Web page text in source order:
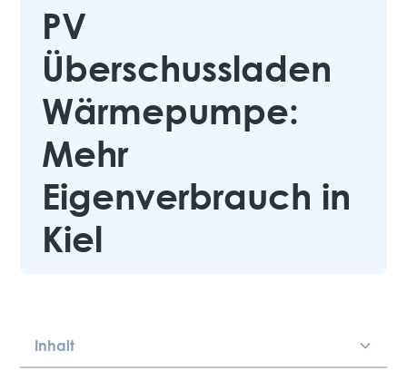
PV
Überschussladen
Wärmepumpe:
Mehr
Eigenverbrauch in
Kiel
Inhalt